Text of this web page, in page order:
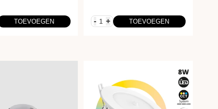
TOEVOEGEN - + TOEVOEGEN